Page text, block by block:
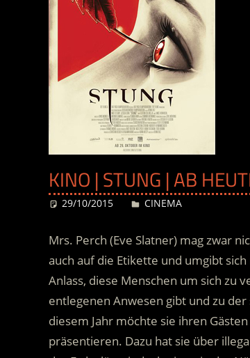
KINO | STUNG | AB
29/10/2015 Desiree
CINEMA
Mrs. Perch (Eve Slatner) mag zwar
auch auf die Etikette und umgibt
Anlass, diese Menschen um sich zu
entlegenen Anwesen gibt und zu
diesem Jahr möchte sie ihren
präsentieren. Dazu hat sie über